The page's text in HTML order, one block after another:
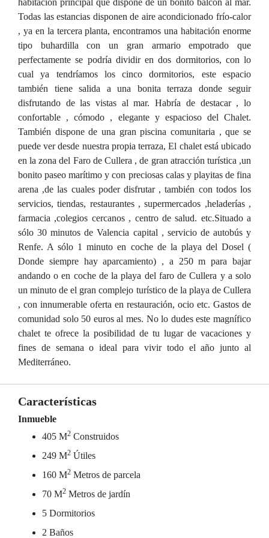
habitación principal que dispone de un bonito balcón al mar.
Todas las estancias disponen de aire acondicionado frío-calor
, ya en la tercera planta, encontramos una habitación enorme
tipo buhardilla con un gran armario empotrado que
perfectamente se podría dividir en dos dormitorios, con lo
cual ya tendríamos los cinco dormitorios, este espacio
también tiene salida a una bonita terraza donde seguir
disfrutando de las vistas al mar. Habría de destacar , lo
confortable , cómodo , elegante y espacioso del Chalet.
También dispone de una gran piscina comunitaria , que se
puede ver desde nuestra propia terraza, El chalet está ubicado
en la zona del Faro de Cullera , de gran atracción turística ,un
bonito paseo marítimo y con preciosas calas y playitas de fina
arena ,de las cuales poder disfrutar , también con todos los
servicios, tiendas, restaurantes , supermercados ,heladerías ,
farmacia ,colegios cercanos , centro de salud. etc.Situado a
sólo 30 minutos de Valencia capital , servicio de autobús y
Renfe. A sólo 1 minuto en coche de la playa del Dosel (
Donde siempre hay aparcamiento) , a 250 m para bajar
andando o en coche de la playa del faro de Cullera y a solo
un minuto de el gran complejo turístico de la playa de Cullera
, con innumerable oferta en restauración, ocio etc. Gastos de
comunidad solo 50 euros al mes. No lo dudes este magnífico
chalet te ofrece la posibilidad de tu lugar de vacaciones y
fines de semana o ideal para vivir todo el año junto al
Mediterráneo.
Características
Inmueble
405 M2 Construidos
249 M2 Útiles
160 M2 Metros de parcela
70 M2 Metros de jardín
5 Dormitorios
2 Baños